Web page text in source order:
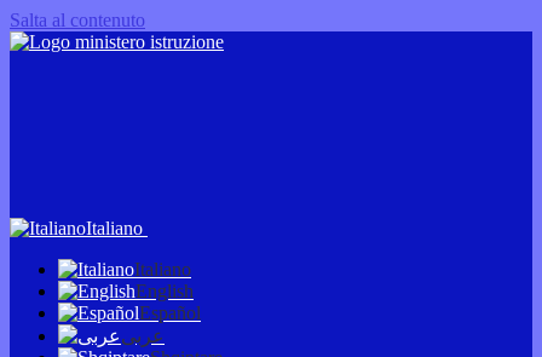
Salta al contenuto
Italiano
Italiano
English
Español
عربى